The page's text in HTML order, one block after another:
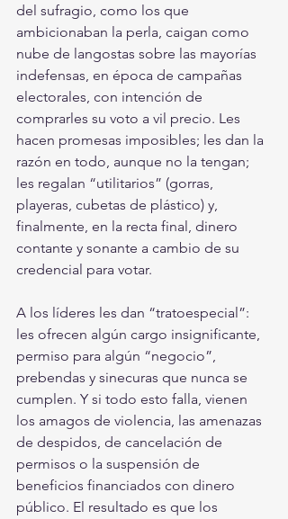
del sufragio, como los que
ambicionaban la perla, caigan como
nube de langostas sobre las mayorías
indefensas, en época de campañas
electorales, con intención de
comprarles su voto a vil precio. Les
hacen promesas imposibles; les dan la
razón en todo, aunque no la tengan;
les regalan “utilitarios” (gorras,
playeras, cubetas de plástico) y,
finalmente, en la recta final, dinero
contante y sonante a cambio de su
credencial para votar.
A los líderes les dan “tratoespecial”:
les ofrecen algún cargo insignificante,
permiso para algún “negocio”,
prebendas y sinecuras que nunca se
cumplen. Y si todo esto falla, vienen
los amagos de violencia, las amenazas
de despidos, de cancelación de
permisos o la suspensión de
beneficios financiados con dinero
público. El resultado es que los